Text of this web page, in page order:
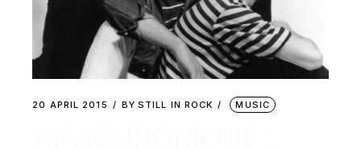
20 APRIL 2015 BY STILL IN ROCK MUSIC